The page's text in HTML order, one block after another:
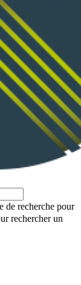
de recherche pour
rechercher un